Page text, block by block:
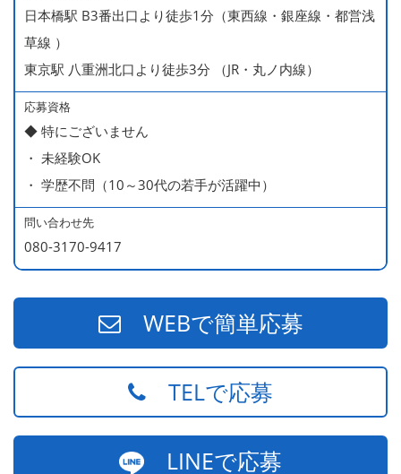
日本橋駅 B3番出口より徒歩1分（東西線・銀座線・都営浅
草線 ）
東京駅 八重洲北口より徒歩3分 （JR・丸ノ内線）
応募資格
◆ 特にございません
・ 未経験OK
・ 学歴不問（10～30代の若手が活躍中）
問い合わせ先
080-3170-9417
WEBで簡単応募
TELで応募
LINEで応募